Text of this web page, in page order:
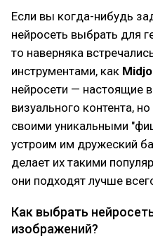
Если вы когда-нибудь
нейросеть выбрать для
то наверняка
инструментами, как
нейросети — настоящие
визуального контента,
своими уникальными
устроим им дружеский
делает их такими
они подходят лучше
Как выбрать
изображений?